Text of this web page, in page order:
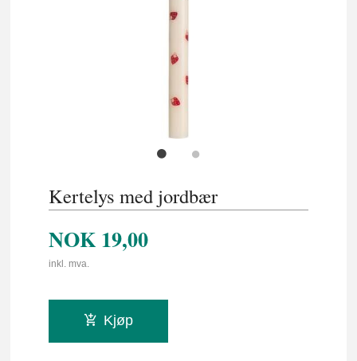
Kertelys med jordbær
NOK 19,00
inkl. mva.
Kjøp